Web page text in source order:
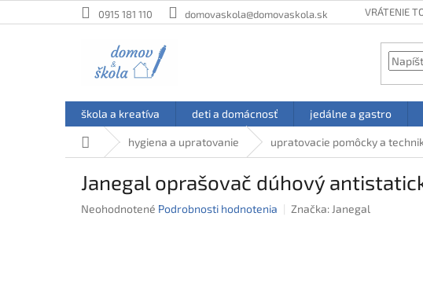
na
0915 181 110 domovaskola@domovaskola.sk VRÁTENIE
škola a kreatíva deti a domácnosť jedálne a gastro
Domovhygiena a upratovanie upratovacie pomôcky a
Janegal oprašovač dúhový
Priemerné
Neohodnotené Podrobnosti hodnotenia Značka:Janegal